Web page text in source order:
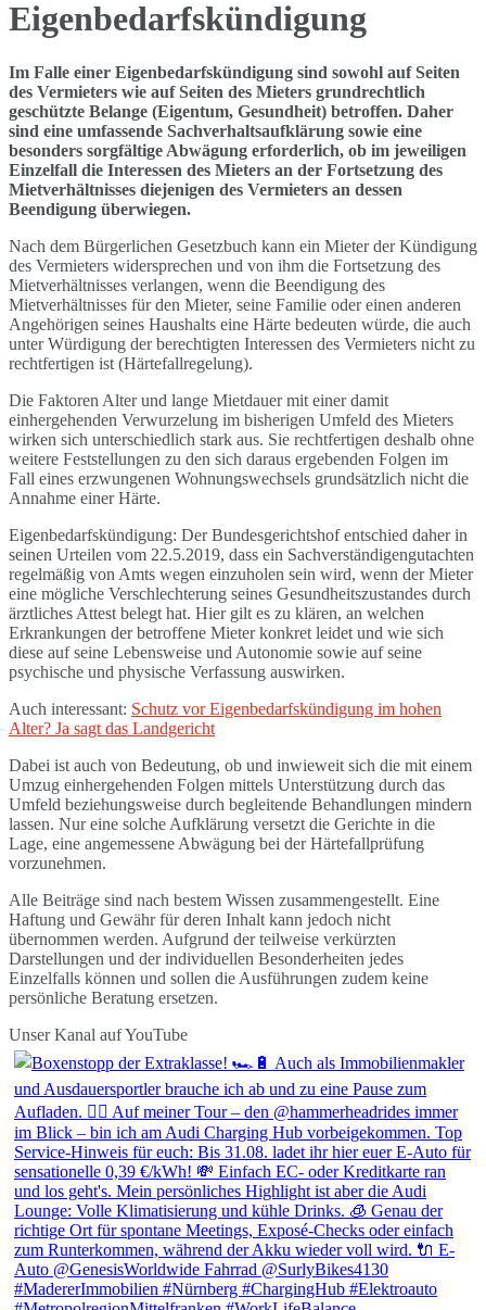
Eigenbedarfskündigung
Im Falle einer Eigenbedarfskündigung sind sowohl auf Seiten
des Vermieters wie auf Seiten des Mieters grundrechtlich
geschützte Belange (Eigentum, Gesundheit) betroffen. Daher
sind eine umfassende Sachverhaltsaufklärung sowie eine
besonders sorgfältige Abwägung erforderlich, ob im jeweiligen
Einzelfall die Interessen des Mieters an der Fortsetzung des
Mietverhältnisses diejenigen des Vermieters an dessen
Beendigung überwiegen.
Nach dem Bürgerlichen Gesetzbuch kann ein Mieter der Kündigung
des Vermieters widersprechen und von ihm die Fortsetzung des
Mietverhältnisses verlangen, wenn die Beendigung des
Mietverhältnisses für den Mieter, seine Familie oder einen anderen
Angehörigen seines Haushalts eine Härte bedeuten würde, die auch
unter Würdigung der berechtigten Interessen des Vermieters nicht zu
rechtfertigen ist (Härtefallregelung).
Die Faktoren Alter und lange Mietdauer mit einer damit
einhergehenden Verwurzelung im bisherigen Umfeld des Mieters
wirken sich unterschiedlich stark aus. Sie rechtfertigen deshalb ohne
weitere Feststellungen zu den sich daraus ergebenden Folgen im
Fall eines erzwungenen Wohnungswechsels grundsätzlich nicht die
Annahme einer Härte.
Eigenbedarfskündigung: Der Bundesgerichtshof entschied daher in
seinen Urteilen vom 22.5.2019, dass ein Sachverständigengutachten
regelmäßig von Amts wegen einzuholen sein wird, wenn der Mieter
eine mögliche Verschlechterung seines Gesundheitszustandes durch
ärztliches Attest belegt hat. Hier gilt es zu klären, an welchen
Erkrankungen der betroffene Mieter konkret leidet und wie sich
diese auf seine Lebensweise und Autonomie sowie auf seine
psychische und physische Verfassung auswirken.
Auch interessant: Schutz vor Eigenbedarfskündigung im hohen
Alter? Ja sagt das Landgericht
Dabei ist auch von Bedeutung, ob und inwieweit sich die mit einem
Umzug einhergehenden Folgen mittels Unterstützung durch das
Umfeld beziehungsweise durch begleitende Behandlungen mindern
lassen. Nur eine solche Aufklärung versetzt die Gerichte in die
Lage, eine angemessene Abwägung bei der Härtefallprüfung
vorzunehmen.
Alle Beiträge sind nach bestem Wissen zusammengestellt. Eine
Haftung und Gewähr für deren Inhalt kann jedoch nicht
übernommen werden. Aufgrund der teilweise verkürzten
Darstellungen und der individuellen Besonderheiten jedes
Einzelfalls können und sollen die Ausführungen zudem keine
persönliche Beratung ersetzen.
Unser Kanal auf YouTube